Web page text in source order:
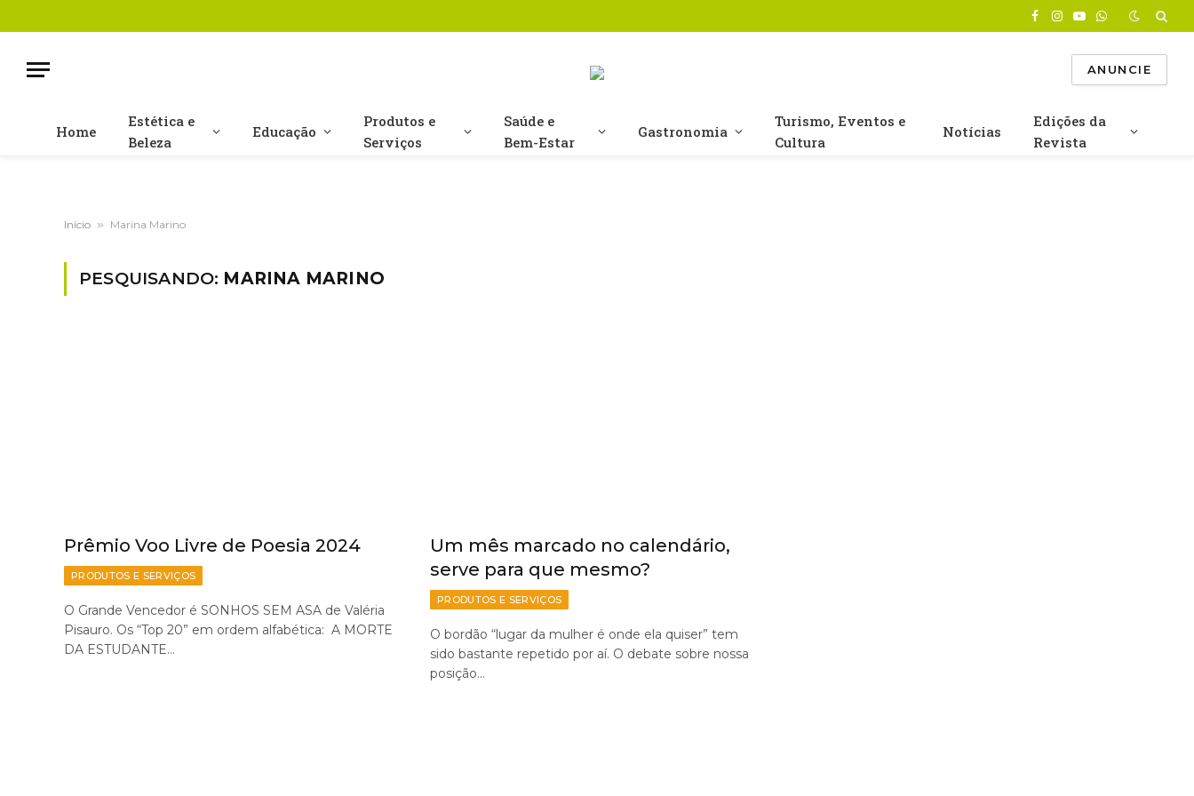
Facebook
Instagram
YouTube
WhatsApp
ANUNCIE
Home
Estética e
Beleza
Educação
Produtos e
Serviços
Saúde e
Bem-Estar
Gastronomia
Turismo, Eventos e
Cultura
Notícias
Edições da
Revista
Início » Marina Marino
PESQUISANDO: MARINA MARINO
Prêmio Voo Livre de Poesia 2024
PRODUTOS E SERVIÇOS
O Grande Vencedor é SONHOS SEM ASA de Valéria
Pisauro. Os “Top 20” em ordem alfabética: A MORTE
DA ESTUDANTE…
Um mês marcado no calendário,
serve para que mesmo?
PRODUTOS E SERVIÇOS
O bordão “lugar da mulher é onde ela quiser” tem
sido bastante repetido por aí. O debate sobre nossa
posição…